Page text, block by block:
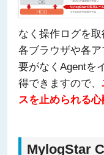
なく操作ログを取
各ブラウザや各
要がなくAgentを
得できますので、
スを止められる心
MylogStar